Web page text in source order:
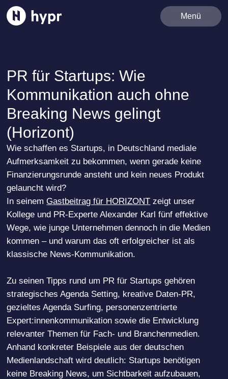
Menü
Team
Services
Referenzen
News
Karriere
Kontakt
PR für Startups: Wie
Kommunikation auch ohne
Breaking News gelingt
(Horizont)
Wie schaffen es Startups, in Deutschland mediale
Aufmerksamkeit zu bekommen, wenn gerade keine
Finanzierungsrunde ansteht und kein neues Produkt
gelauncht wird?
In seinemGastbeitrag für HORIZONT zeigt unser
Kollege und PR-Experte Alexander Karl fünf effektive
Wege, wie junge Unternehmen dennoch in die Medien
kommen – und warum das oft erfolgreicher ist als
klassische News-Kommunikation.
Zu seinen Tipps rund um PR für Startups gehören
strategisches Agenda Setting, kreative Daten-PR,
gezieltes Agenda Surfing, personenzentrierte
Expert:innenkommunikation sowie die Entwicklung
relevanter Themen für Fach- und Branchenmedien.
Anhand konkreter Beispiele aus der deutschen
Medienlandschaft wird deutlich: Startups benötigen
keine Breaking News, um Sichtbarkeit aufzubauen,